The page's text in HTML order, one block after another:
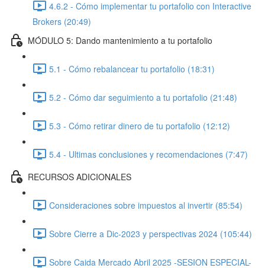
4.6.2 - Cómo implementar tu portafolio con Interactive
Brokers (20:49)
MÓDULO 5: Dando mantenimiento a tu portafolio
5.1 - Cómo rebalancear tu portafolio (18:31)
5.2 - Cómo dar seguimiento a tu portafolio (21:48)
5.3 - Cómo retirar dinero de tu portafolio (12:12)
5.4 - Ultimas conclusiones y recomendaciones (7:47)
RECURSOS ADICIONALES
Consideraciones sobre impuestos al invertir (85:54)
Sobre Cierre a Dic-2023 y perspectivas 2024 (105:44)
Sobre Caida Mercado Abril 2025 -SESION ESPECIAL-